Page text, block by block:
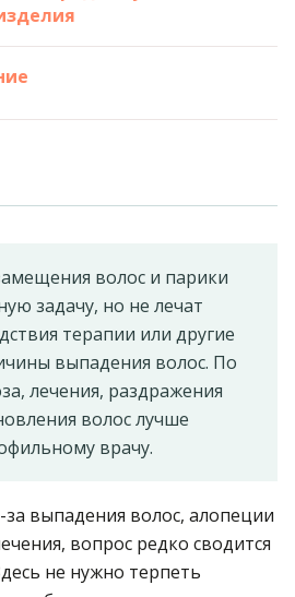
волос и парики
задачу, но не лечат
терапии или другие
выпадения волос. По
лечения, раздражения
волос лучше
врачу.
за выпадения волос, алопеции
вопрос редко сводится
не нужно терпеть